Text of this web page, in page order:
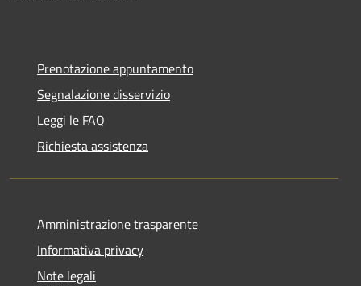
Prenotazione appuntamento
Segnalazione disservizio
Leggi le FAQ
Richiesta assistenza
Amministrazione trasparente
Informativa privacy
Note legali